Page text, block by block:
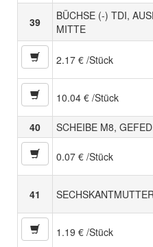
39
BÜCHSE (-) TDI,
MITTE
2.17 € /Stück
10.04 € /Stück
40 SCHEIBE M8,
0.07 € /Stück
41
1.19 € /Stück